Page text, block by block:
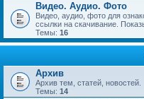
Видео. Аудио. Фото
Видео, аудио, фото для
ссылки на скачивание.
Темы: 16
Архив
Архив тем, статей, новостей.
Темы: 14